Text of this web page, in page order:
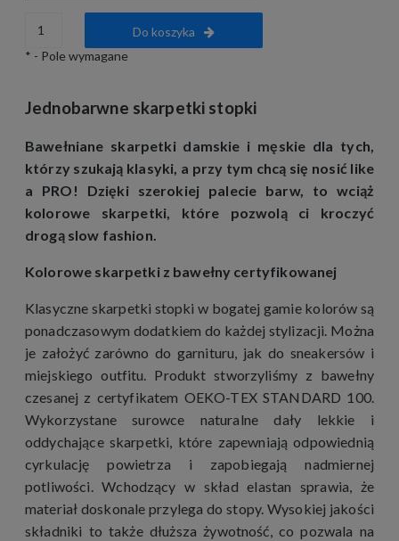
Do koszyka
* - Pole wymagane
Jednobarwne skarpetki stopki
Bawełniane skarpetki damskie i męskie dla tych,
którzy szukają klasyki, a przy tym chcą się nosić like
a PRO! Dzięki szerokiej palecie barw, to wciąż
kolorowe skarpetki, które pozwolą ci kroczyć
drogą slow fashion.
Kolorowe skarpetki z bawełny certyfikowanej
Klasyczne skarpetki stopki w bogatej gamie kolorów są
ponadczasowym dodatkiem do każdej stylizacji. Można
je założyć zarówno do garnituru, jak do sneakersów i
miejskiego outfitu. Produkt stworzyliśmy z bawełny
czesanej z certyfikatem OEKO-TEX STANDARD 100.
Wykorzystane surowce naturalne dały lekkie i
oddychające skarpetki, które zapewniają odpowiednią
cyrkulację powietrza i zapobiegają nadmiernej
potliwości. Wchodzący w skład elastan sprawia, że
materiał doskonale przylega do stopy. Wysokiej jakości
składniki to także dłuższa żywotność, co pozwala na